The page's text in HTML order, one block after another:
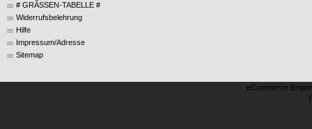
# GRÃSSEN-TABELLE #
Widerrufsbelehrung
Hilfe
Impressum/Adresse
Sitemap
eCommerce